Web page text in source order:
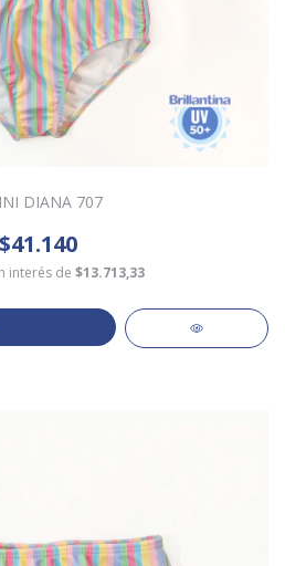
DIANA 707
$41.140
interés de $13.713,33